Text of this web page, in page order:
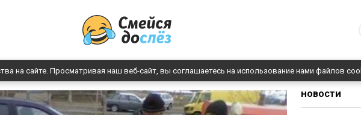
на сайте. Просматривая наш веб-сайт, вы соглашаетесь на использование нами файлов
НОВОСТИ